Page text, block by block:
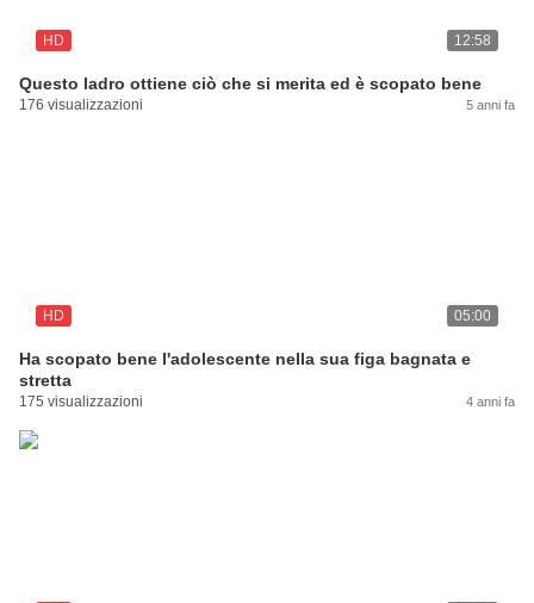
HD 12:58
Questo ladro ottiene ciò che si merita ed è scopato bene
176 visualizzazioni 5 anni fa
HD 05:00
Ha scopato bene l'adolescente nella sua figa bagnata e
stretta
175 visualizzazioni 4 anni fa